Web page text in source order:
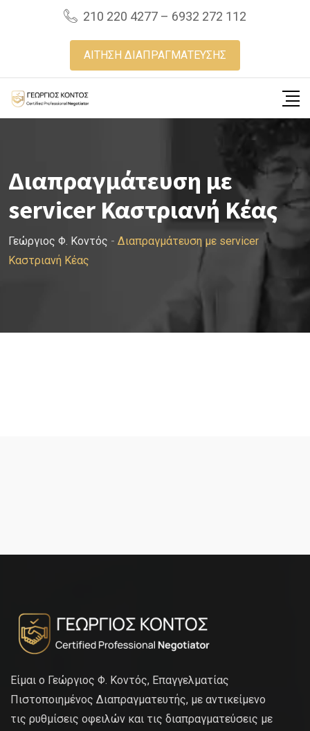
210 220 4277 – 6932 272 112
ΑΙΤΗΣΗ ΔΙΑΠΡΑΓΜΑΤΕΥΣΗΣ
Διαπραγμάτευση με
servicer Καστριανή Κέας
Γεώργιος Φ. Κοντός - Διαπραγμάτευση με servicer
Καστριανή Κέας
Είμαι ο Γεώργιος Φ. Κοντός, Επαγγελματίας
Πιστοποιημένος Διαπραγματευτής, με αντικείμενο
τις ρυθμίσεις οφειλών και τις διαπραγματεύσεις με